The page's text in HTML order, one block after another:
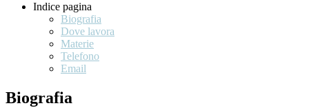
Indice pagina
Biografia
Dove lavora
Materie
Telefono
Email
Biografia